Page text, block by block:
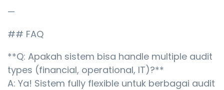
—
## FAQ
**Q: Apakah sistem bisa handle multiple audit
types (financial, operational, IT)?**
A: Ya! Sistem fully flexible untuk berbagai audit